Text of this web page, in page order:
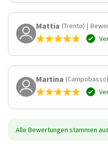
Mattia (Trento) |
Martina (Campobasso)
Alle Bewertungen stammen